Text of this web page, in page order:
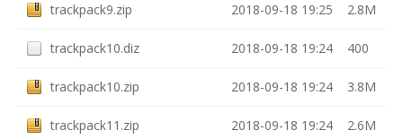
trackpack9.zip 2018-09-18 19:25 2.8M
trackpack10.diz 2018-09-18 19:24 400
trackpack10.zip 2018-09-18 19:24 3.8M
trackpack11.zip 2018-09-18 19:24 2.6M